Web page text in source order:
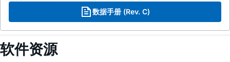
数据手册 (Rev. C)
软件资源